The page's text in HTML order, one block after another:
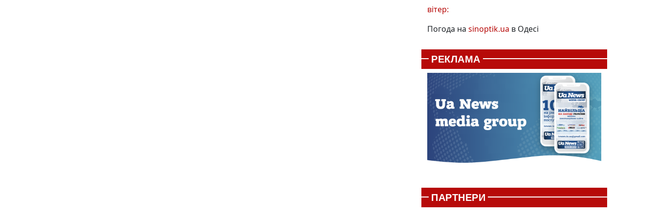
вітер:
Погода на sinoptik.ua в Одесі
РЕКЛАМА
ПАРТНЕРИ